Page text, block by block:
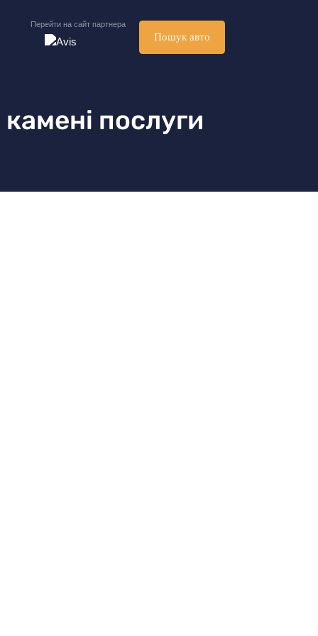
Перейти на сайт партнера
Пошук авто
послуги